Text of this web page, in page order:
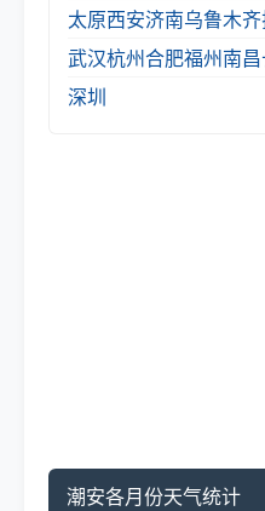
太原西安济南乌鲁木齐
武汉杭州合肥福州南昌
深圳
潮安各月份天气统计